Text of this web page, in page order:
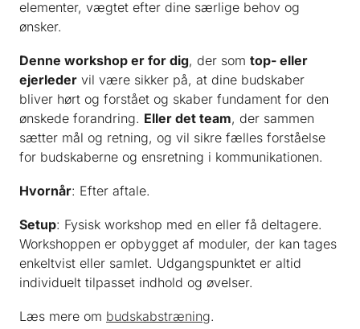
elementer, vægtet efter dine særlige behov og
ønsker.
Denne workshop er for dig, der som top- eller
ejerleder vil være sikker på, at dine budskaber
bliver hørt og forstået og skaber fundament for den
ønskede forandring. Eller det team, der sammen
sætter mål og retning, og vil sikre fælles forståelse
for budskaberne og ensretning i kommunikationen.
Hvornår: Efter aftale.
Setup: Fysisk workshop med en eller få deltagere.
Workshoppen er opbygget af moduler, der kan tages
enkeltvist eller samlet. Udgangspunktet er altid
individuelt tilpasset indhold og øvelser.
Læs mere om budskabstræning.